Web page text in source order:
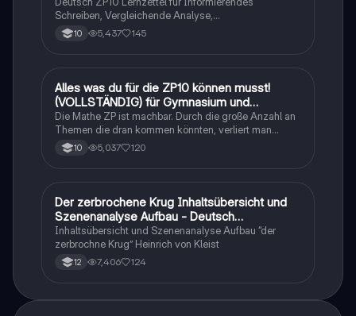
Schreiben, Vergleichende Analyse,
Sachtexte/Roman/Gedicht..
10 5,437 145
Mathe
Alles was du für die ZP10 können musst!
(VOLLSTÄNDIG) für Gymnasium und
Realschule
Die Mathe ZP ist machbar. Durch die große Anzahl an
Themen die dran kommen könnten, verliert man
schnell den Überblick. Also habe ich von den kleinsten
Themen bis hin zu den größten alles
10 5,037 120
Deutsch
Der zerbrochene Krug Inhaltsübersicht und
Szenenanalyse Aufbau - Deutsch
Q1/Q2/Abitur
Inhaltsübersicht und Szenenanalyse Aufbau “der
zerbrochne Krug” Heinrich von Kleist
12 7,406 124